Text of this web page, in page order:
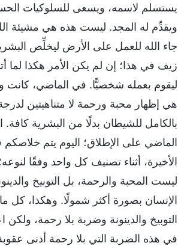
يستسلم لاسمه، ويسعى للسلوكيات
ويقدِّم له المجد. ليست هذه هي مشيئة
جاء الله للعمل على الأرض ليخلِّص
زيف في هذا؛ إن لم يكن الأمر هكذا لما
ليقوم بعمله شخصيًّا. في الماضي، كانت
هي إظهار محبة ورحمة لا متناهيتين
بالكامل للشيطان بدلًا من البشرية كافة.
الماضي على الإطلاق؛ اليوم يتم خلاصكم
الأخيرة، أثناء تصنيف كل واحد وفقًا
ليست المحبة والرحمة، بل التوبيخ
الإنسان بصورة أكثر شمولًا. وهكذا، كل ما
التوبيخ والدينونة وضربة بلا رحمة، ولكن
في هذه الضربة التي بلا رحمة أدنى